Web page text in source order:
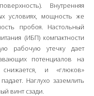
Внутренняя
условиях, мощность же
пробоя. Настольный
(ИБП) компактности
рабочую утечку дает
потенциалов на
и «глюков»
Наглухо заземлить
винт сзади.